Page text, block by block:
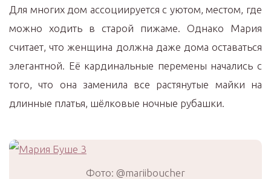
Для многих дом ассоциируется с уютом, местом, где
можно ходить в старой пижаме. Однако Мария
считает, что женщина должна даже дома оставаться
элегантной. Её кардинальные перемены начались с
того, что она заменила все растянутые майки на
длинные платья, шёлковые ночные рубашки.
Фото: @mariiboucher